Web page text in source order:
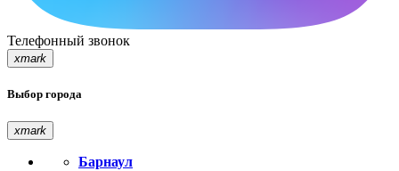
Телефонный звонок
xmark
Выбор города
xmark
Барнаул